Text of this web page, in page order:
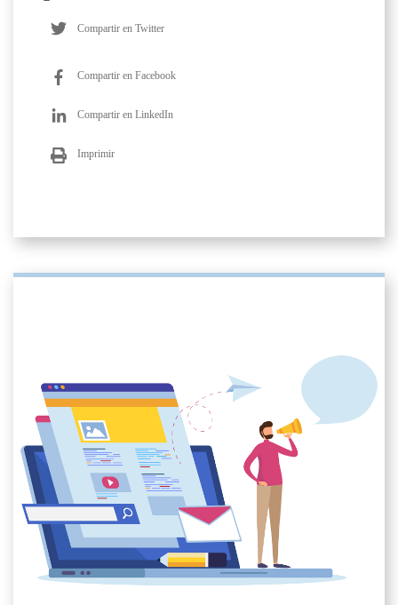
Compartir en Twitter
Compartir en Facebook
Compartir en LinkedIn
Imprimir